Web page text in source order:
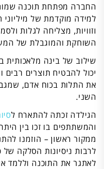
החברה מפתחת תוכנה
למידה מוקדמת של מיליוני
וזוויות, מצליחה לגלות
השוחקת והמוגבלת של
שילוב של בינה מלאכותית
יכול להבטיח תוצרים רבים
את התלות בכוח אדם,
השני.
הגילדה זכתה להתארח ל
והמשתתפים בו זכו בין
ממקור ראשון – הוזמנו
לרבות ניסיונות הסלקה של
לאתגר את התוכנה וללמד